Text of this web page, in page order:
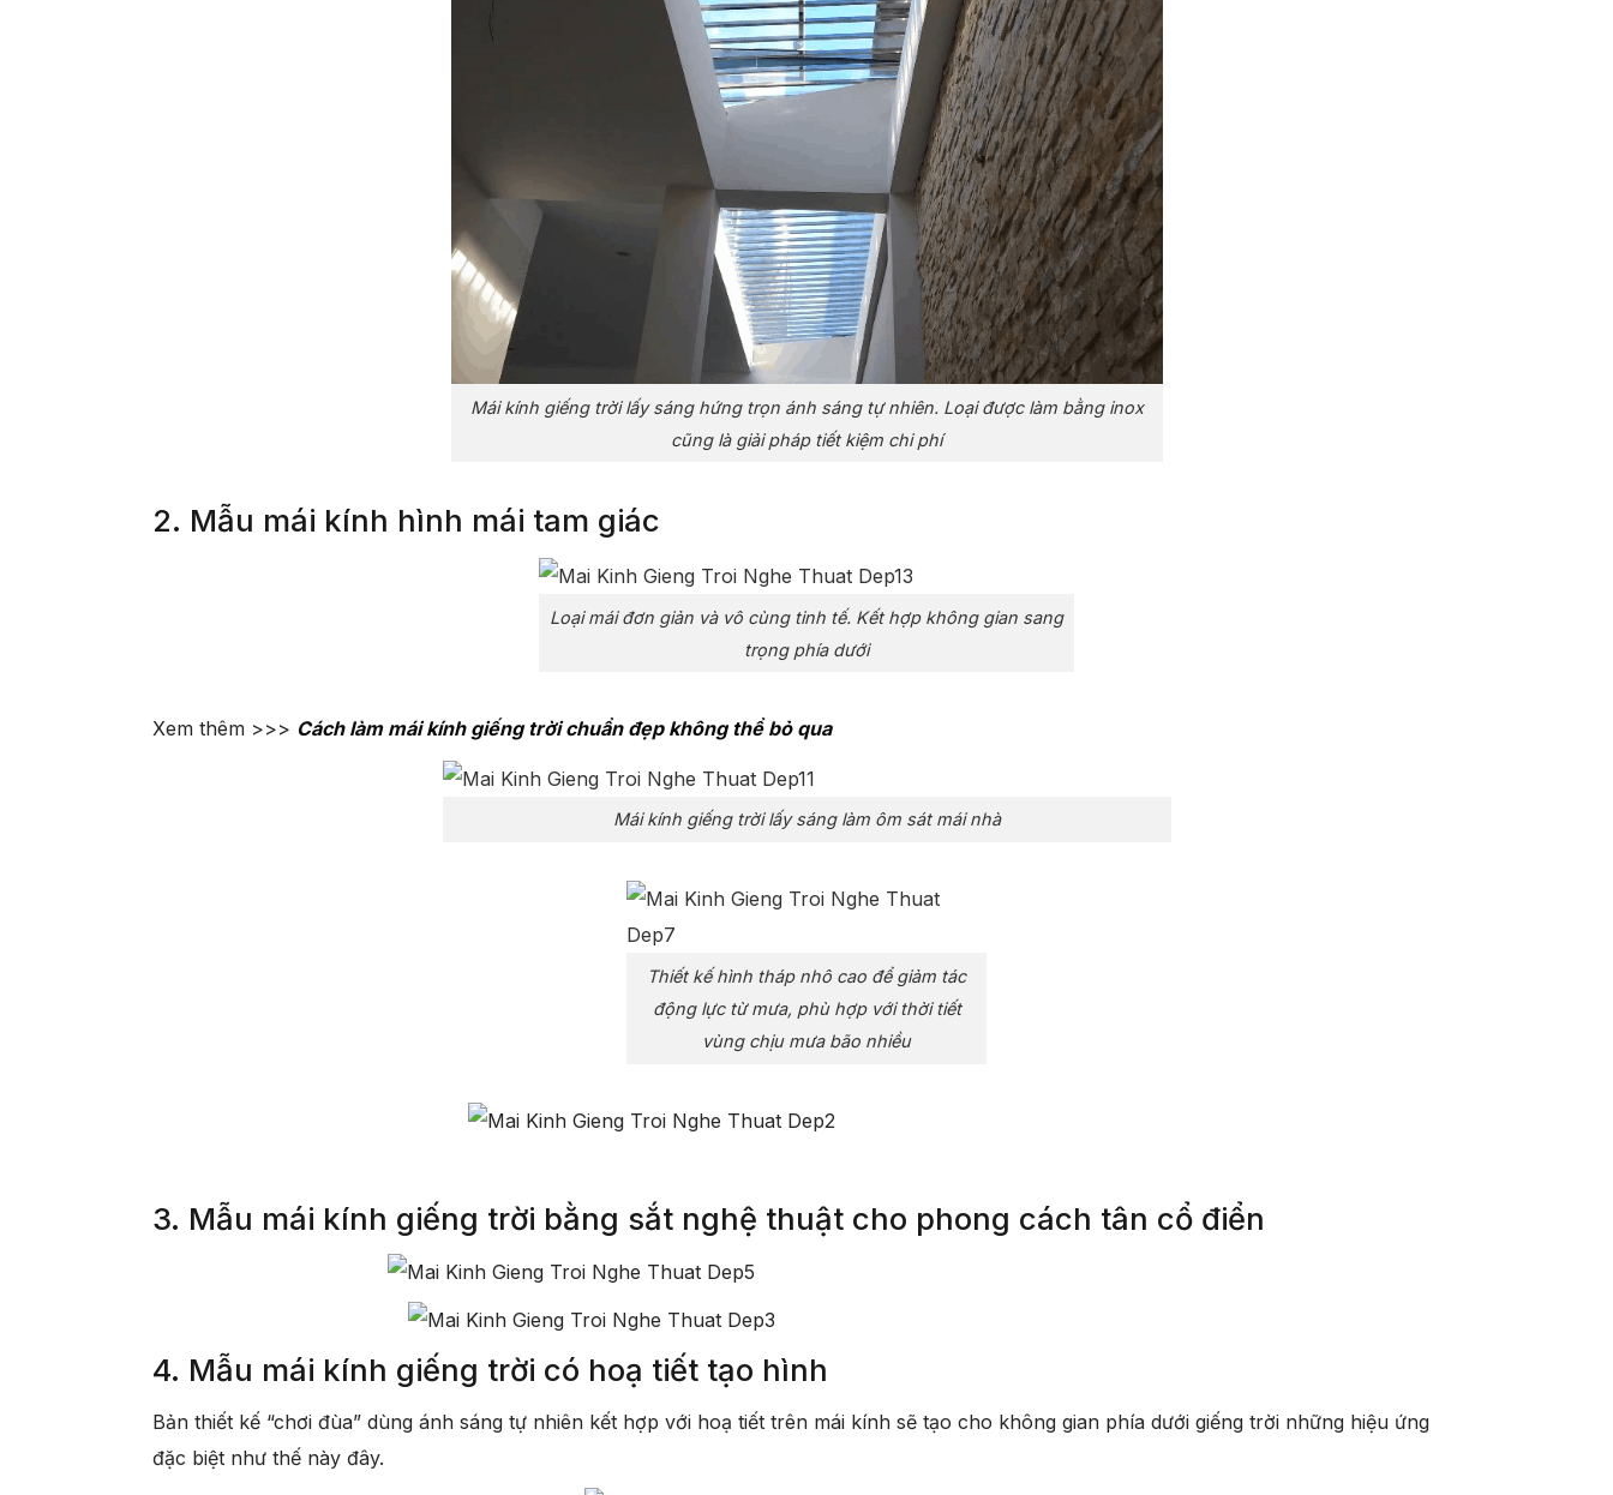
Mái kính giếng trời lấy sáng hứng trọn ánh sáng tự nhiên. Loại được làm bằng inox
cũng là giải pháp tiết kiệm chi phí
2. Mẫu mái kính hình mái tam giác
Loại mái đơn giản và vô cùng tinh tế. Kết hợp không gian sang
trọng phía dưới
Xem thêm >>> Cách làm mái kính giếng trời chuẩn đẹp không thể bỏ qua
Mái kính giếng trời lấy sáng làm ôm sát mái nhà
Thiết kế hình tháp nhô cao để giảm tác
động lực từ mưa, phù hợp với thời tiết
vùng chịu mưa bão nhiều
3. Mẫu mái kính giếng trời bằng sắt nghệ thuật cho phong cách tân cổ điển
4. Mẫu mái kính giếng trời có hoạ tiết tạo hình
Bản thiết kế “chơi đùa” dùng ánh sáng tự nhiên kết hợp với hoạ tiết trên mái kính sẽ tạo cho không gian phía dưới giếng trời những hiệu ứng
đặc biệt như thế này đây.